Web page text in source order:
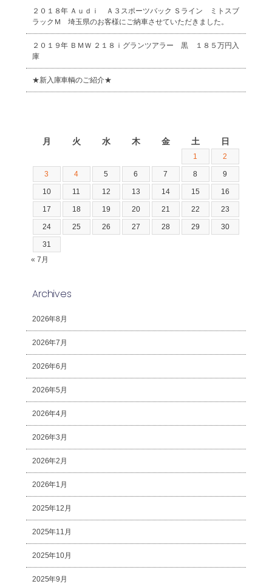
２０１８年 Ａｕｄｉ Ａ３スポーツバック Ｓライン ミトスブ
ラックＭ 埼玉県のお客様にご納車させていただきました。
２０１９年 ＢＭＷ ２１８ｉグランツアラー 黒 １８５万円入
庫
★新入庫車輌のご紹介★
月 火 水 木 金 土 日
1 2
3 4 5 6 7 8 9
10 11 12 13 14 15 16
17 18 19 20 21 22 23
24 25 26 27 28 29 30
31
« 7月
Archives
2026年8月
2026年7月
2026年6月
2026年5月
2026年4月
2026年3月
2026年2月
2026年1月
2025年12月
2025年11月
2025年10月
2025年9月